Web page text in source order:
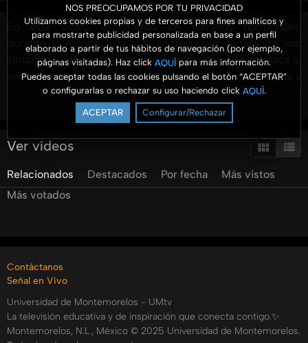
NOS PREOCUPAMOS POR TU PRIVACIDAD
Utilizamos cookies propias y de terceros para fines analíticos y
para mostrarte publicidad personalizada en base a un perfil
elaborado a partir de tus hábitos de navegación (por ejemplo,
páginas visitadas). Haz click AQUÍ para más información.
Puedes aceptar todas las cookies pulsando el botón “ACEPTAR”
o configurarlas o rechazar su uso haciendo click AQUÍ.
ACEPTAR Configurar/Rechazar
En este video, exploramos los cambios hormonales
durante la menopausia y la andropausia, detallando sus
síntomas y efectos en hombres y mujeres. Se destaca la
importancia de una alimentación saludable, rica en frutas y
vegetales, y la práctica de ejercicio regular para mitigar los
efectos de estas etapas. Los expertos recomiendan
adoptar un estilo de vida integral, que incluya chequeos
médicos preventivos. Para gestionar el impacto emocional
psicológico y la aceptación de estos cambios como una
parte natural del ciclo vital. A lo largo del video se enfatiza
andropausia, valorando la experiencia acumulada y
Categorías:
Saber Vivir - Temporada 2
Ver más
Ver vídeos
Relacionados Destacados Por fecha
Más vistos
Más votados
Contáctanos
Señal en Vivo
Universidad de Montemorelos - UMtv
La televisión educativa y de inspiración que conecta contigo.✨
Montemorelos, N.L., México © 2025 Universidad de Montemorelos.